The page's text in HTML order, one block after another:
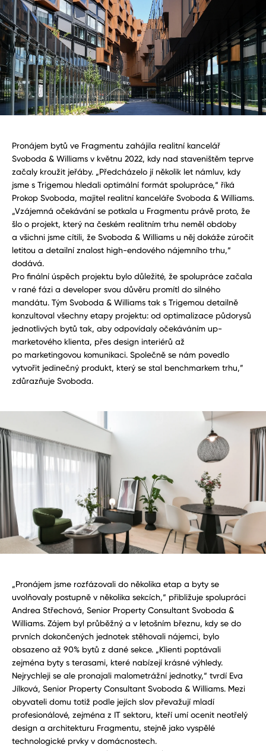
Pronájem bytů ve Fragmentu zahájila realitní kancelář
Svoboda & Williams v květnu 2022, kdy nad staveništěm teprve
začaly kroužit jeřáby. „Předcházelo jí několik let námluv, kdy
jsme s Trigemou hledali optimální formát spolupráce,“ říká
Prokop Svoboda, majitel realitní kanceláře Svoboda & Williams.
„Vzájemná očekávání se potkala u Fragmentu právě proto, že
šlo o projekt, který na českém realitním trhu neměl obdoby
a všichni jsme cítili, že Svoboda & Williams u něj dokáže zúročit
letitou a detailní znalost high-endového nájemního trhu,“
dodává.
Pro finální úspěch projektu bylo důležité, že spolupráce začala
v rané fázi a developer svou důvěru promítl do silného
mandátu. Tým Svoboda & Williams tak s Trigemou detailně
konzultoval všechny etapy projektu: od optimalizace půdorysů
jednotlivých bytů tak, aby odpovídaly očekáváním up-
marketového klienta, přes design interiérů až
po marketingovou komunikaci. Společně se nám povedlo
vytvořit jedinečný produkt, který se stal benchmarkem trhu,”
zdůrazňuje Svoboda.
„Pronájem jsme rozfázovali do několika etap a byty se
uvolňovaly postupně v několika sekcích,“ přibližuje spolupráci
Andrea Střechová, Senior Property Consultant Svoboda &
Williams. Zájem byl průběžný a v letošním březnu, kdy se do
prvních dokončených jednotek stěhovali nájemci, bylo
obsazeno až 90% bytů z dané sekce. „Klienti poptávali
zejména byty s terasami, které nabízejí krásné výhledy.
Nejrychleji se ale pronajali malometrážní jednotky,“ tvrdí Eva
Jílková, Senior Property Consultant Svoboda & Williams. Mezi
obyvateli domu totiž podle jejích slov převažují mladí
profesionálové, zejména z IT sektoru, kteří umí ocenit neotřelý
design a architekturu Fragmentu, stejně jako vyspělé
technologické prvky v domácnostech.